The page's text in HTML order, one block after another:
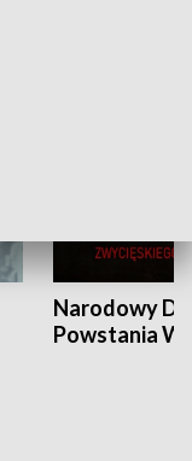
Narodowy
Powstania